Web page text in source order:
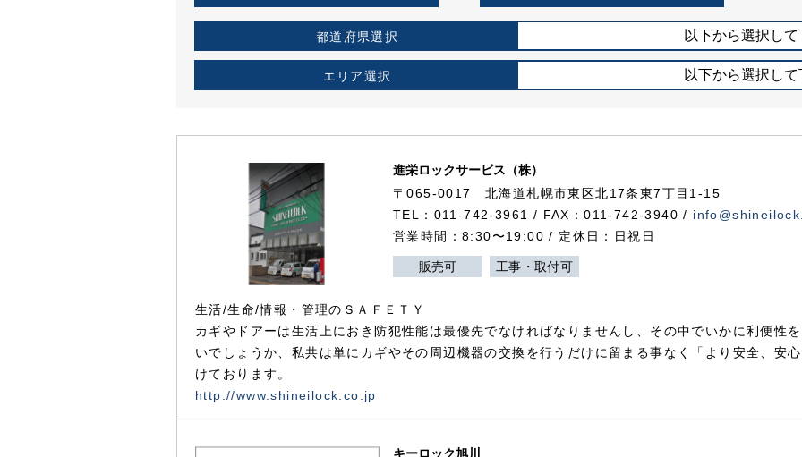
都道府県選択 以下から選択し
エリア選択 以下から選択し
進栄ロックサービス（株）
〒065-0017 北海道札幌市東区北17条東7丁目1-15
TEL：011-742-3961 / FAX：011-742-3940 /
営業時間：8:30〜19:00 / 定休日：日祝日
販売可 工事・取付可
生活/生命/情報・管理のＳＡＦＥＴＹ
カギやドアーは生活上におき防犯性能は最優先でなければなりませんし、その中でいかに利便性
いでしょうか、私共は単にカギやその周辺機器の交換を行うだけに留まる事なく「より安全、安
けております。
http://www.shineilock.co.jp
キーロック旭川